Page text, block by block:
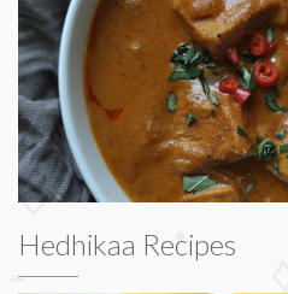
Hedhikaa Recipes